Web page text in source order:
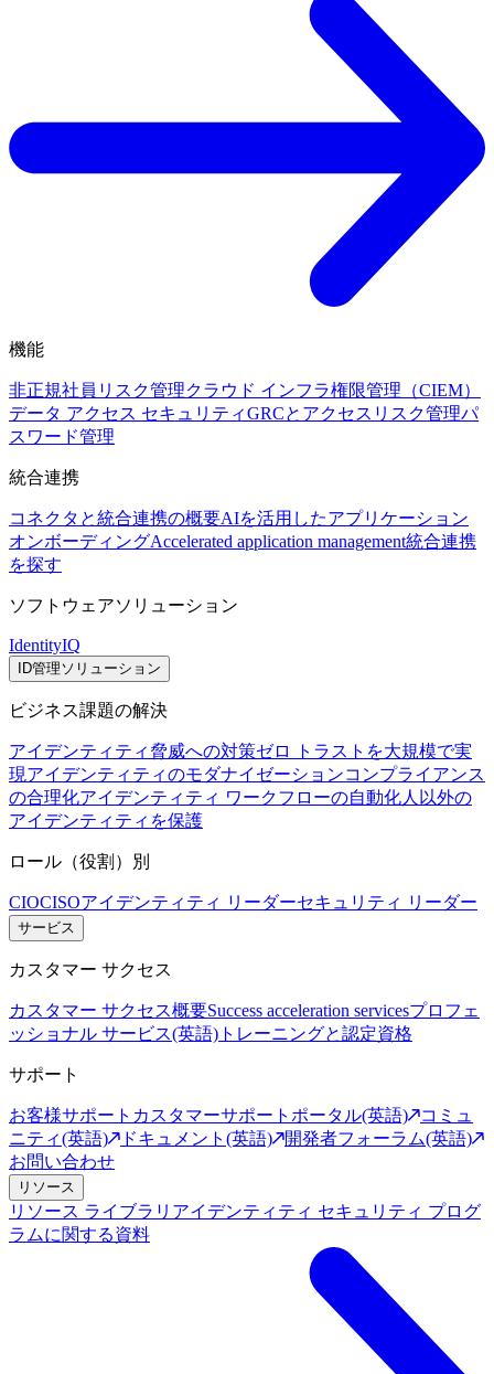
機能
非正規社員リスク管理クラウド インフラ権限管理（CIEM）
データ アクセス セキュリティGRCとアクセスリスク管理パ
スワード管理
統合連携
コネクタと統合連携の概要AIを活用したアプリケーション
オンボーディングAccelerated application management統合連携
を探す
ソフトウェアソリューション
IdentityIQ
ID管理ソリューション
ビジネス課題の解決
アイデンティティ脅威への対策ゼロ トラストを大規模で実
現アイデンティティのモダナイゼーションコンプライアンス
の合理化アイデンティティ ワークフローの自動化人以外の
アイデンティティを保護
ロール（役割）別
CIOCISOアイデンティティ リーダーセキュリティ リーダー
サービス
カスタマー サクセス
カスタマー サクセス概要Success acceleration servicesプロフェ
ッショナル サービス(英語) トレーニングと認定資格
サポート
お客様サポート カスタマーサポートポータル(英語)
コミュ
ニティ(英語)
ドキュメント(英語)
開発者フォーラム(英語)
お問い合わせ
リソース
リソース ライブラリ アイデンティティ セキュリティ プログ
ラムに関する資料